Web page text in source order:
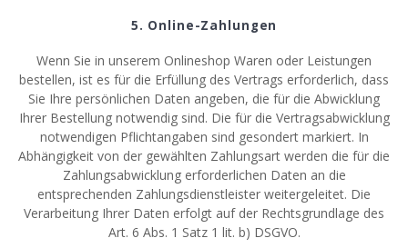
5. Online-Zahlungen
Wenn Sie in unserem Onlineshop Waren oder Leistungen
bestellen, ist es für die Erfüllung des Vertrags erforderlich, dass
Sie Ihre persönlichen Daten angeben, die für die Abwicklung
Ihrer Bestellung notwendig sind. Die für die Vertragsabwicklung
notwendigen Pflichtangaben sind gesondert markiert. In
Abhängigkeit von der gewählten Zahlungsart werden die für die
Zahlungsabwicklung erforderlichen Daten an die
entsprechenden Zahlungsdienstleister weitergeleitet. Die
Verarbeitung Ihrer Daten erfolgt auf der Rechtsgrundlage des
Art. 6 Abs. 1 Satz 1 lit. b) DSGVO.